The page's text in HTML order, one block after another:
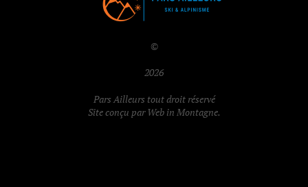
©
2026
Pars Ailleurs tout droit réservé
Site conçu parWeb in Montagne.